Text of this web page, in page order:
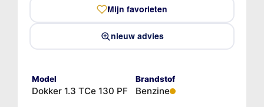
Mijn favorieten
nieuw advies
Model
Dokker 1.3 TCe 130 PF
Brandstof
Benzine